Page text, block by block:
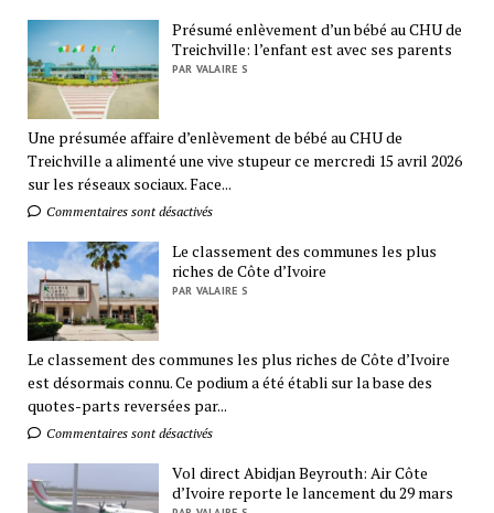
Présumé enlèvement d’un bébé au CHU de
Treichville: l’enfant est avec ses parents
PAR VALAIRE S
Une présumée affaire d’enlèvement de bébé au CHU de
Treichville a alimenté une vive stupeur ce mercredi 15 avril 2026
sur les réseaux sociaux. Face...
Commentaires sont désactivés
Le classement des communes les plus
riches de Côte d’Ivoire
PAR VALAIRE S
Le classement des communes les plus riches de Côte d’Ivoire
est désormais connu. Ce podium a été établi sur la base des
quotes-parts reversées par...
Commentaires sont désactivés
Vol direct Abidjan Beyrouth: Air Côte
d’Ivoire reporte le lancement du 29 mars